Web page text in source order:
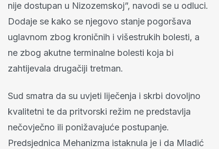
nije dostupan u Nizozemskoj”, navodi se u odluci.
Dodaje se kako se njegovo stanje pogoršava
uglavnom zbog kroničnih i višestrukih bolesti, a
ne zbog akutne terminalne bolesti koja bi
zahtijevala drugačiji tretman.
Sud smatra da su uvjeti liječenja i skrbi dovoljno
kvalitetni te da pritvorski režim ne predstavlja
nečovječno ili ponižavajuće postupanje.
Predsjednica Mehanizma istaknula je i da Mladić